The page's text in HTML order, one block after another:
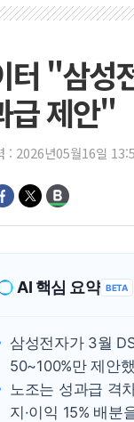
터 "삼성
급 제안"
: 2026년05월16일
AI 핵심 요약 BETA
삼성전자가 3월
50~100%만 제안
노조는 성과급 격
지·이익 15% 배분